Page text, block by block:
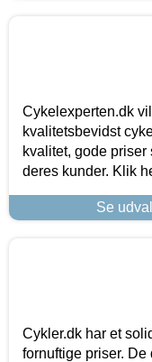
Cykelexperten.dk
kvalitetsbevidst
kvalitet, gode
deres kunder. Klik
Se
Cykler.dk har et
fornuftige priser.